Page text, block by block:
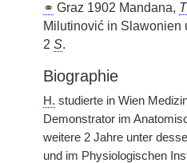
⚭ Graz 1902 Mandana, T
Milutinović in Slawonien
2 S.
Biographie
H. studierte in Wien
Demonstrator im
weitere 2 Jahre unter
und im Physiologischen